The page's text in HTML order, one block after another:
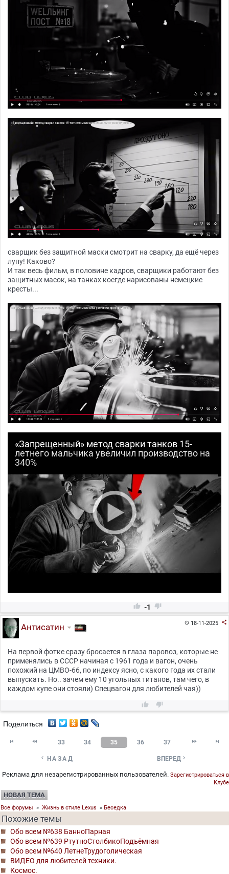
сварщик без защитной маски смотрит на сварку, да ещё через
лупу! Каково?
И так весь фильм, в половине кадров, сварщики работают без
защитных масок, на танках коегде нарисованы немецкие
кресты...
«Запрещенный» метод сварки танков 15-
летнего мальчика увеличил производство на
340%
 -1 
18-11-2025 
Антисатин
На первой фотке сразу бросается в глаза паровоз, которые не
применялись в СССР начиная с 1961 года и вагон, очень
похожий на ЦМВО-66, по индексу ясно, с какого года их стали
выпускать. Но.. зачем ему 10 угольных титанов, там чего, в
каждом купе они стояли) Спецвагон для любителей чая))
 
Поделиться
  33 34 35 36 37  
 НАЗАД ВПЕРЕД 
Реклама для незарегистрированных пользователей. Зарегистрироваться в
Клубе
НОВАЯ ТЕМА
Все форумы » Жизнь в стиле Lexus » Беседка
Похожие темы
Обо всем №638 БанноПарная
Обо всем №639 РтутноСтолбикоПодъёмная
Обо всем №640 ЛетнеТрудоголическая
ВИДЕО для любителей техники.
Космос.